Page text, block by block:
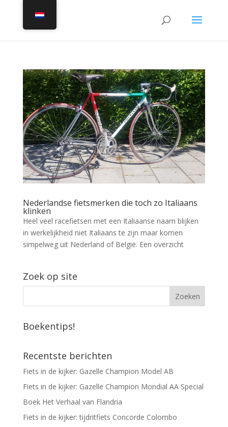
Nederlandse fietsmerken die toch zo Italiaans
klinken
Heel veel racefietsen met een Italiaanse naam blijken
in werkelijkheid niet Italiaans te zijn maar komen
simpelweg uit Nederland of België. Een overzicht
Zoek op site
Boekentips!
Recentste berichten
Fiets in de kijker: Gazelle Champion Model AB
Fiets in de kijker: Gazelle Champion Mondial AA Special
Boek Het Verhaal van Flandria
Fiets in de kijker: tijdritfiets Concorde Colombo